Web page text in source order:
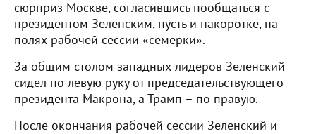
сюрприз Москве, согласившись пообщаться с
президентом Зеленским, пусть и накоротке, на
полях рабочей сессии «семерки».
За общим столом западных лидеров Зеленский
сидел по левую руку от председательствующего
президента Макрона, а Трамп – по правую.
После окончания рабочей сессии Зеленский и